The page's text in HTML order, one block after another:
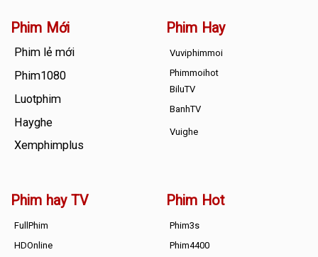
Phim Mới
Phim lẻ mới
Phim1080
Luotphim
Hayghe
Xemphimplus
Phim Hay
Vuviphimmoi
Phimmoihot
BiluTV
BanhTV
Vuighe
Phim hay TV
FullPhim
HDOnline
Phim Hot
Phim3s
Phim4400